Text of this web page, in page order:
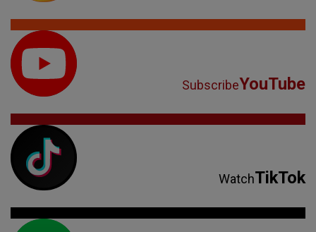
SubscribeYouTube
WatchTikTok